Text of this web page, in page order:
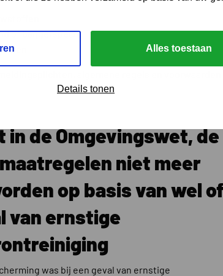
Alles toestaan
Details tonen
of baggerspecie
in de Omgevingswet, de
niet meer
op basis van wel
van ernstige
was bij een geval van ernstige